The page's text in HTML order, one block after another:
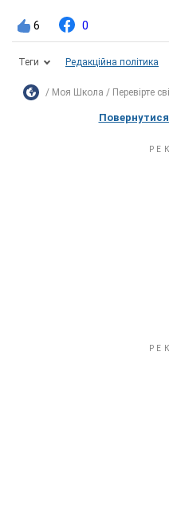
6 0
Теги Редакційна політика
Моя Школа Перевірте
Повернутися